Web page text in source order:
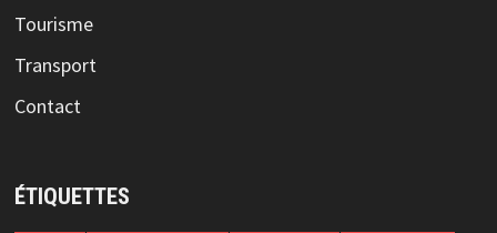
Tourisme
Transport
Contact
ÉTIQUETTES